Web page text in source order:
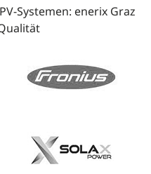
Systemen: enerix Graz